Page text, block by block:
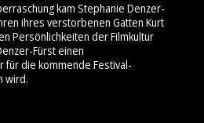
kam Stephanie Denzer-
ihres verstorbenen Gatten Kurt
Persönlichkeiten der Filmkultur
Fürst einen
die kommende Festival-
wird.